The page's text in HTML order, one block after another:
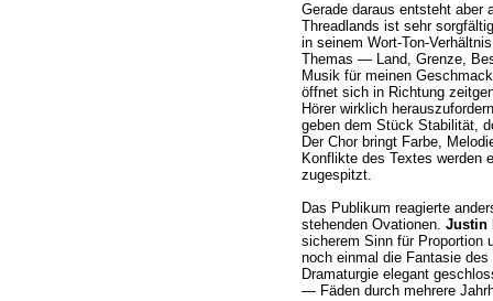
Gerade daraus entsteht aber
Threadlands ist sehr
in seinem Wort-Ton-
Themas — Land, Grenze,
Musik für meinen
öffnet sich in Richtung
Hörer wirklich
geben dem Stück Stabilität,
Der Chor bringt Farbe,
Konflikte des Textes werden
zugespitzt.
Das Publikum reagierte
stehenden Ovationen. Justin
sicherem Sinn für Proportion
noch einmal die Fantasie
Dramaturgie elegant
— Fäden durch mehrere